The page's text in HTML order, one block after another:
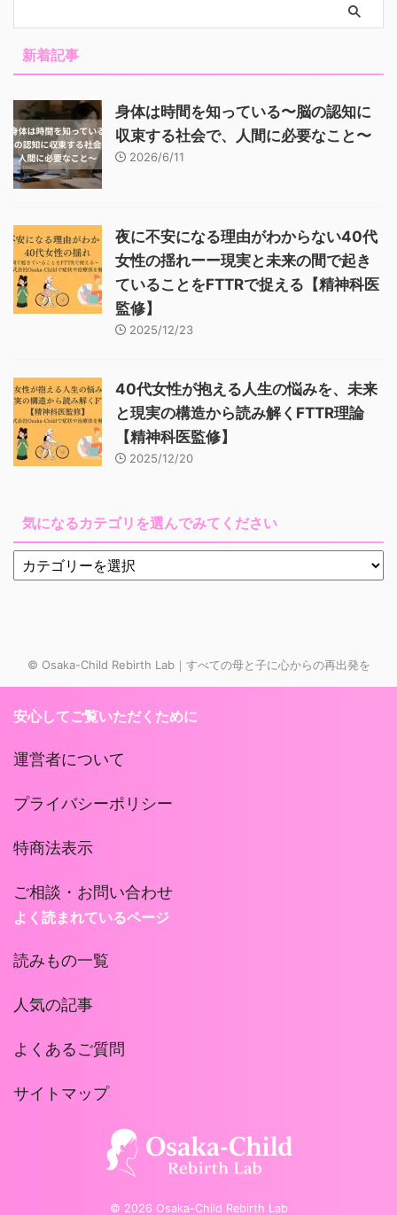
新着記事
身体は時間を知っている〜脳の認知に
収束する社会で、人間に必要なこと〜
2026/6/11
夜に不安になる理由がわからない40代
女性の揺れーー現実と未来の間で起き
ていることをFTTRで捉える【精神科医
監修】
2025/12/23
40代女性が抱える人生の悩みを、未来
と現実の構造から読み解くFTTR理論
【精神科医監修】
2025/12/20
気になるカテゴリを選んでみてください
© Osaka-Child Rebirth Lab｜すべての母と子に心からの再出発を
安心してご覧いただくために
運営者について
プライバシーポリシー
特商法表示
ご相談・お問い合わせ
よく読まれているページ
読みもの一覧
人気の記事
よくあるご質問
サイトマップ
© 2026 Osaka-Child Rebirth Lab